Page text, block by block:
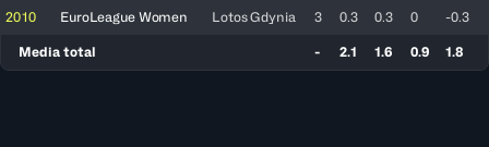
2010 EuroLeague Women Lotos Gdynia 3 0.3 0.3 0 -0.3
Media total - 2.1 1.6 0.9 1.8